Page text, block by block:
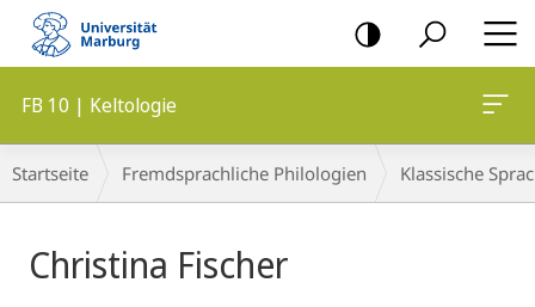
Mobile-
Navigation
FB 10 | Keltologie
Breadcrumb-
Navigation
Startseite Fremdsprachliche Philologien Klassische
Christina Fischer